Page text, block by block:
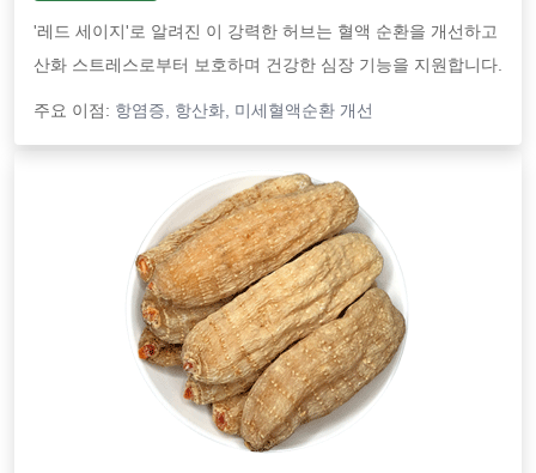
'레드 세이지'로 알려진 이 강력한 허브는 혈액 순환을 개선하고
산화 스트레스로부터 보호하며 건강한 심장 기능을 지원합니다.
주요 이점: 항염증, 항산화, 미세혈액순환 개선